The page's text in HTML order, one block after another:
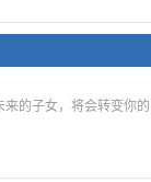
的子女，将会转变你的